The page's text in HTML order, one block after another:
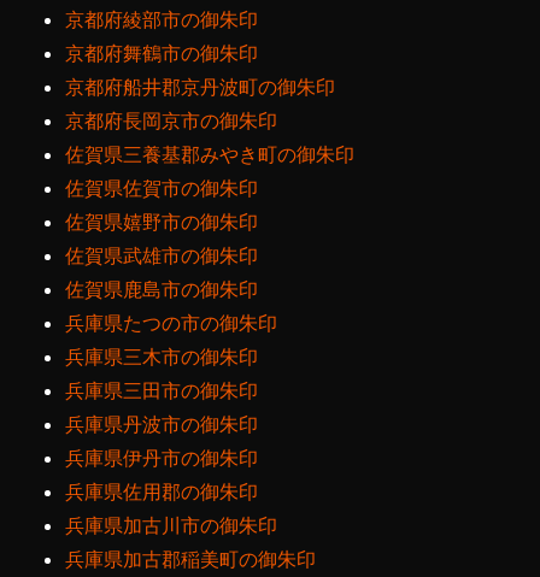
京都府綾部市の御朱印
京都府舞鶴市の御朱印
京都府船井郡京丹波町の御朱印
京都府長岡京市の御朱印
佐賀県三養基郡みやき町の御朱印
佐賀県佐賀市の御朱印
佐賀県嬉野市の御朱印
佐賀県武雄市の御朱印
佐賀県鹿島市の御朱印
兵庫県たつの市の御朱印
兵庫県三木市の御朱印
兵庫県三田市の御朱印
兵庫県丹波市の御朱印
兵庫県伊丹市の御朱印
兵庫県佐用郡の御朱印
兵庫県加古川市の御朱印
兵庫県加古郡稲美町の御朱印